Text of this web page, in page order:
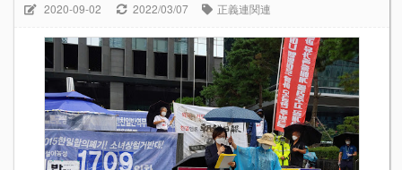
2020-09-02 2022/03/07 正義連関連